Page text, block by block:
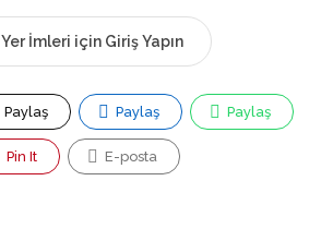
Yer İmleri için Giriş Yapın
Paylaş Paylaş Paylaş
Pin It E-posta